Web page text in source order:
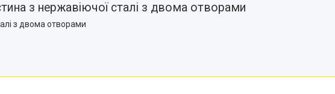
з нержавіючої сталі з двома отворами
з двома отворами